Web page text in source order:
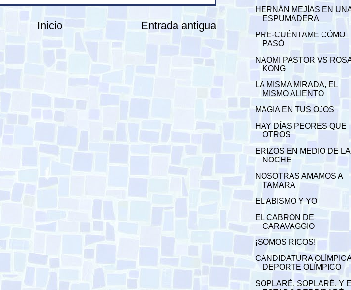
Entrada antigua
Inicio
HERNÁN MEJÍAS EN
ESPUMADERA
PRE-CUÉNTAME CÓMO
PASÓ
NAOMI PASTOR VS
KONG
LA MISMA MIRADA, EL
MISMO ALIENTO
MAGIA EN TUS OJOS
HAY DÍAS PEORES QUE
OTROS
ERIZOS EN MEDIO DE LA
NOCHE
NOSOTRAS AMAMOS A
TAMARA
EL ABISMO Y YO
EL CABRÓN DE
CARAVAGGIO
¡SOMOS RICOS!
CANDIDATURA
DEPORTE OLÍMPICO
SOPLARÉ, SOPLARÉ, Y